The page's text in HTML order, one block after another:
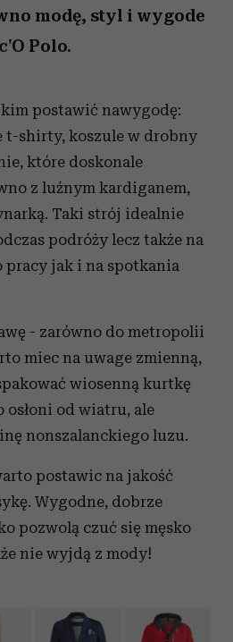
modę, styl i wygode
Polo.
postawić nawygodę:
t-shirty, koszule w drobny
które doskonale
z luźnym kardiganem,
Taki strój idealnie
podróży lecz także na
pracy jak i na spotkania
- zarówno do metropolii
miec na uwage zmienną,
wiosenną kurtkę
od wiatru, ale
nonszalanckiego luzu.
postawic na jakość
Wygodne, dobrze
pozwolą czuć się męsko
nie wyjdą z mody!